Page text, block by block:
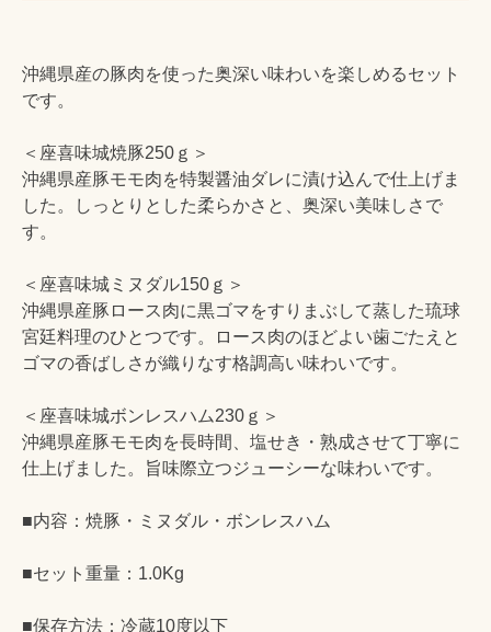
沖縄県産の豚肉を使った奥深い味わいを楽しめるセット
です。
＜座喜味城焼豚250ｇ＞
沖縄県産豚モモ肉を特製醤油ダレに漬け込んで仕上げま
した。しっとりとした柔らかさと、奥深い美味しさで
す。
＜座喜味城ミヌダル150ｇ＞
沖縄県産豚ロース肉に黒ゴマをすりまぶして蒸した琉球
宮廷料理のひとつです。ロース肉のほどよい歯ごたえと
ゴマの香ばしさが織りなす格調高い味わいです。
＜座喜味城ボンレスハム230ｇ＞
沖縄県産豚モモ肉を長時間、塩せき・熟成させて丁寧に
仕上げました。旨味際立つジューシーな味わいです。
■内容：焼豚・ミヌダル・ボンレスハム
■セット重量：1.0Kg
■保存方法：冷蔵10度以下